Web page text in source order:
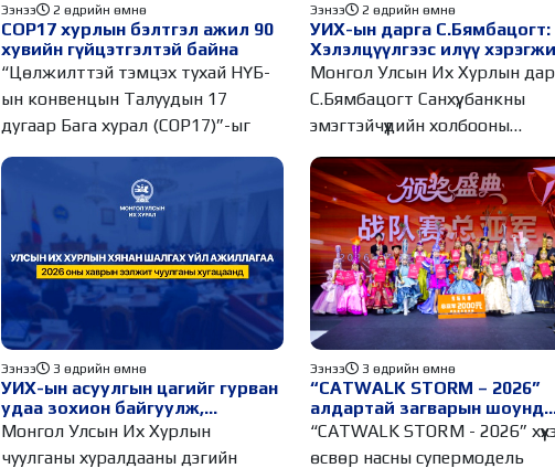
COP17 хурлын бэлтгэл ажил 90
хувийн гүйцэтгэлтэй байна
Ээнээ 2 өдрийн өмнө
“Цөлжилттэй тэмцэх тухай НҮБ-
ын конвенцын Талуудын 17
дугаар Бага хурал (COP17)”-ыг
УИХ-ын дарга С.Бямбацогт:
Хэлэлцүүлгээс илүү
амлалтаас илүү бодит үр
чухал
Ээнээ 2 өдрийн өмнө
Монгол Улсын Их Хурлын
С.Бямбацогт Санхүү, банкны
эмэгтэйчүүдийн холбооны
УИХ-ын асуулгын цагийг гурван
удаа зохион байгуулж,
гишүүдийн асуултыг Ерөнхий
сайдад хүргүүлж, цахим
Ээнээ 3 өдрийн өмнө
Монгол Улсын Их Хурлын
чуулганы хуралдааны дэгийн
“CATWALK STORM – 2026”
алдартай загварын шоунд
монгол загвар өмсөгч
Ээнээ 3 өдрийн өмнө
“CATWALK STORM - 2026”
өсвөр насны супермодель